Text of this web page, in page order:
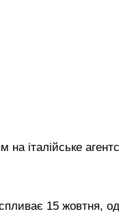
італійське
15 жовтня,